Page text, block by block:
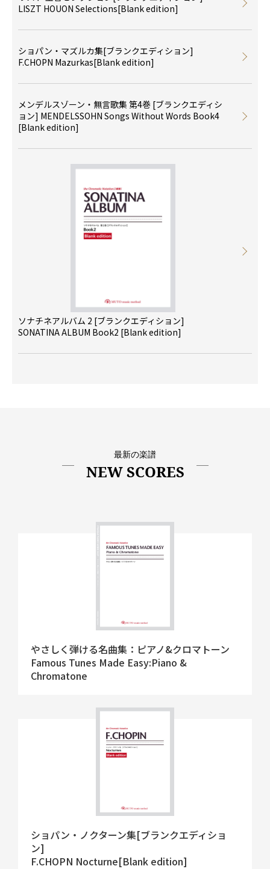
LISZT HOUON Selections[Blank edition]
ショパン・マズルカ集[ブランクエディション]
F.CHOPN Mazurkas[Blank edition]
メンデルスゾーン・無言歌集 第4巻 [ブランクエディシ
ョン] MENDELSSOHN Songs Without Words Book4
[Blank edition]
ソナチネアルバム 2 [ブランクエディション]
SONATINA ALBUM Book2 [Blank edition]
最新の楽譜
NEW SCORES
やさしく弾ける名曲集：ピアノ&クロマトーン
Famous Tunes Made Easy:Piano &
Chromatone
ショパン・ノクターン集[ブランクエディショ
ン]
F.CHOPN Nocturne[Blank edition]